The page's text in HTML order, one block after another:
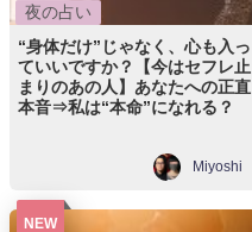
夜の占い
“身体だけ”じゃなく、心も入っ
ていいですか？【今はセフレ止
まりのあの人】あなたへの正直
本音⇒私は“本命”になれる？
Miyoshi
NEW